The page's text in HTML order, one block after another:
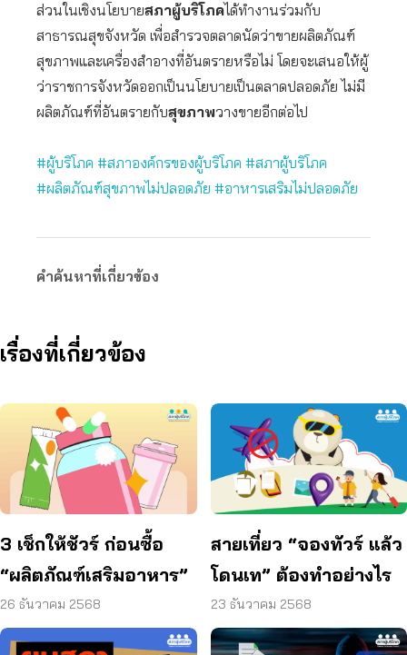
ส่วนในเชิงนโยบายสภาผู้บริโภคได้ทำงานร่วมกับ
สาธารณสุขจังหวัด เพื่อสำรวจตลาดนัดว่าขายผลิตภัณฑ์
สุขภาพและเครื่องสำอางที่อันตรายหรือไม่ โดยจะเสนอให้ผู้
ว่าราชการจังหวัดออกเป็นนโยบายเป็นตลาดปลอดภัย ไม่มี
ผลิตภัณฑ์ที่อันตรายกับสุขภาพวางขายอีกต่อไป
#ผู้บริโภค #สภาองค์กรของผู้บริโภค #สภาผู้บริโภค
#ผลิตภัณฑ์สุขภาพไม่ปลอดภัย #อาหารเสริมไม่ปลอดภัย
คำค้นหาที่เกี่ยวข้อง
เรื่องที่เกี่ยวข้อง
3 เช็กให้ชัวร์ ก่อนซื้อ
“ผลิตภัณฑ์เสริมอาหาร”
26 ธันวาคม 2568
สายเที่ยว “จองทัวร์ แล้ว
โดนเท” ต้องทำอย่างไร
23 ธันวาคม 2568